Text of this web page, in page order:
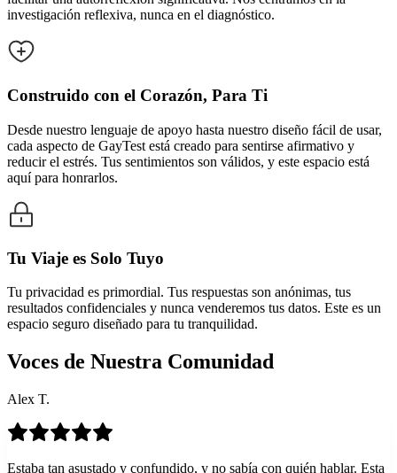
investigación reflexiva, nunca en el diagnóstico.
Construido con el Corazón, Para Ti
Desde nuestro lenguaje de apoyo hasta nuestro diseño fácil de usar,
cada aspecto de GayTest está creado para sentirse afirmativo y
reducir el estrés. Tus sentimientos son válidos, y este espacio está
aquí para honrarlos.
Tu Viaje es Solo Tuyo
Tu privacidad es primordial. Tus respuestas son anónimas, tus
resultados confidenciales y nunca venderemos tus datos. Este es un
espacio seguro diseñado para tu tranquilidad.
Voces de Nuestra Comunidad
Alex T.
Estaba tan asustado y confundido, y no sabía con quién hablar. Esta